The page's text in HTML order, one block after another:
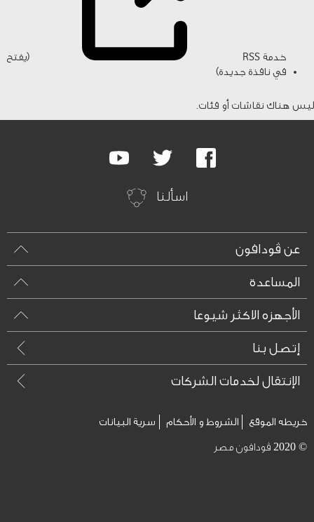
خدمة RSS
(يفتح
في نافذة جديدة)
ليس هناك نقاشات أو فئات.
Facebook
Twitter
Youtube
اسألنا
عن ڤودافون
المساعدة
الأجهزه الاكثر شيوعا
إتصل بنا
الإنتقال لخدمات الشركات
خريطه الموقع الشروط و الأحكام سرية البيانات
© 2020 ڤودافون مصر